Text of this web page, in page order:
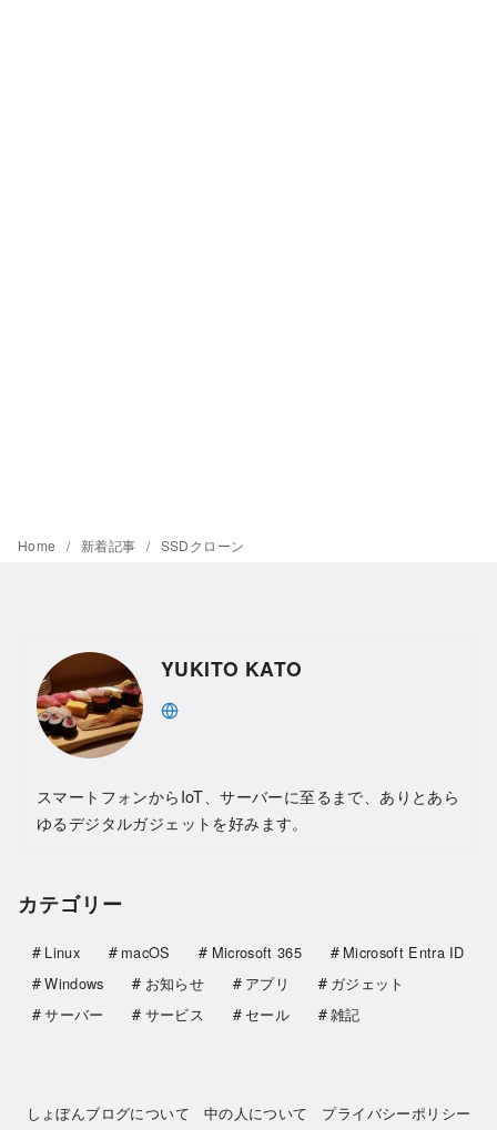
Home 新着記事 SSDクローン
YUKITO KATO
スマートフォンからIoT、サーバーに至るまで、ありとあら
ゆるデジタルガジェットを好みます。
カテゴリー
Linux macOS Microsoft 365
Microsoft Entra ID
Windows
お知らせ アプリ
ガジェット
サーバー
サービス セール 雑記
しょぼんブログについて 中の人について プライバシーポリシー